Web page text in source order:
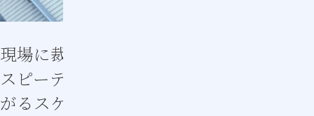
現場に裁量があり、
スピーディに動ける環境と学びの場が
がるスケール感が魅力